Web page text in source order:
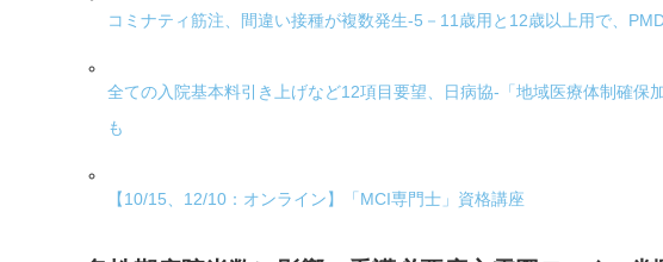
コミナティ筋注、間違い接種が複数発生-5－11歳用と12歳以上用で、
全ての入院基本料引き上げなど12項目要望、日病協-「地域医療体制確保
も
【10/15、12/10：オンライン】「MCI専門士」資格講座